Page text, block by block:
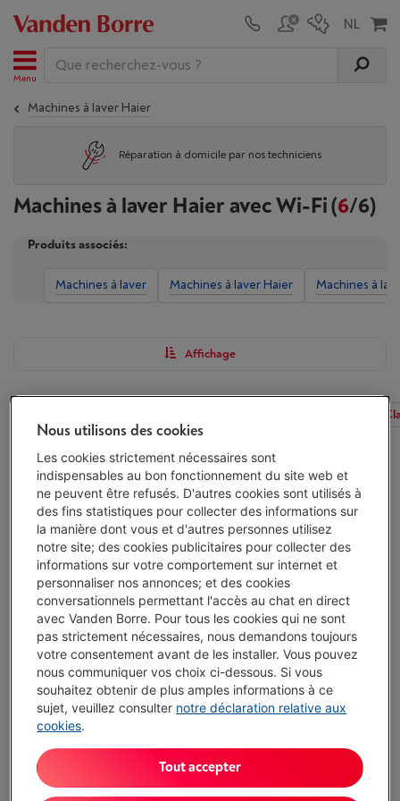
Menu
Machines à laver Haier
Réparation à domicile par nos techniciens
Machines à laver Haier avec Wi-Fi(6/6)
Produits associés:
Machines à laver Machines à laver Haier Machines à
Affichage
HAIER HW130-B14387U1DF
(1)
Écochèques
Capacité lavage: 13 kg
Vitesse essorage maximale: 1400 tr/min
Niveau sonore: 70 dB
Disponible-Voir le stock
€ 699,00
J'achète
HAIER HW80-BP14357TUDF
Nous utilisons des cookies
Les cookies strictement nécessaires sont
indispensables au bon fonctionnement du site web et
ne peuvent être refusés. D'autres cookies sont utilisés à
des fins statistiques pour collecter des informations sur
la manière dont vous et d'autres personnes utilisez
notre site; des cookies publicitaires pour collecter des
informations sur votre comportement sur internet et
personnaliser nos annonces; et des cookies
conversationnels permettant l'accès au chat en direct
avec Vanden Borre. Pour tous les cookies qui ne sont
pas strictement nécessaires, nous demandons toujours
votre consentement avant de les installer. Vous pouvez
nous communiquer vos choix ci-dessous. Si vous
souhaitez obtenir de plus amples informations à ce
sujet, veuillez consulter notre déclaration relative aux
cookies.
Tout accepter